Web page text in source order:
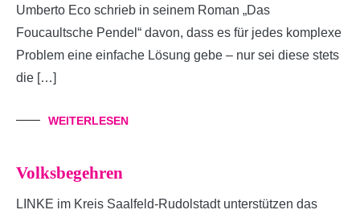
Umberto Eco schrieb in seinem Roman „Das
Foucaultsche Pendel“ davon, dass es für jedes komplexe
Problem eine einfache Lösung gebe – nur sei diese stets
die […]
WEITERLESEN
Volksbegehren
LINKE im Kreis Saalfeld-Rudolstadt unterstützen das